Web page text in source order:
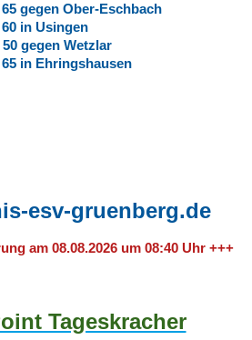
gegen Ober-Eschbach
in Usingen
gegen Wetzlar
in Ehringshausen
esv-gruenberg.de
am 08.08.2026 um 08:40 Uhr +++
Tageskracher